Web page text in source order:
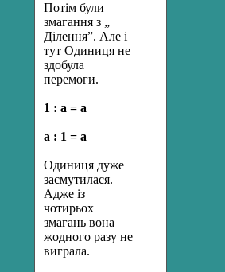
Потім були
змагання з „
Ділення”. Але і
тут Одиниця не
здобула
перемоги.
1 : а = а
а : 1 = а
Одиниця дуже
засмутилася.
Адже із
чотирьох
змагань вона
жодного разу не
виграла.